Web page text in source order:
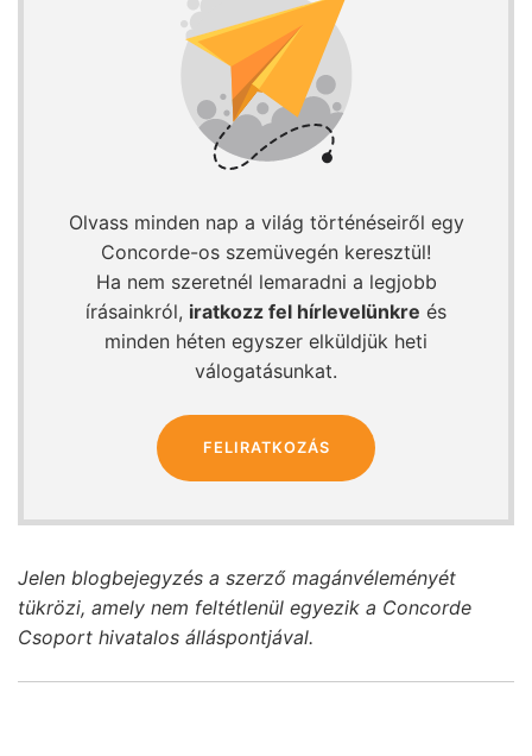
Olvass minden nap a világ történéseiről egy
Concorde-os szemüvegén keresztül!
Ha nem szeretnél lemaradni a legjobb
írásainkról, iratkozz fel hírlevelünkre és
minden héten egyszer elküldjük heti
válogatásunkat.
FELIRATKOZÁS
Jelen blogbejegyzés a szerző magánvéleményét
tükrözi, amely nem feltétlenül egyezik a Concorde
Csoport hivatalos álláspontjával.